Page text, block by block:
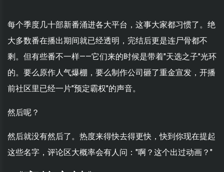
每个季度几十部新番涌进各大平台，这事大家都习惯了。绝
大多数番在播出期间就已经透明，完结后更是连尸骨都不
剩。但有些番不一样——它们来的时候是带着"天选之子"光环
的。要么原作人气爆棚，要么制作公司砸了重金宣发，开播
前社区里已经一片"预定霸权"的声音。
然后呢？
然后就没有然后了。热度来得快去得更快，快到你现在提起
这些名字，评论区大概率会有人问："啊？这个出过动画？"